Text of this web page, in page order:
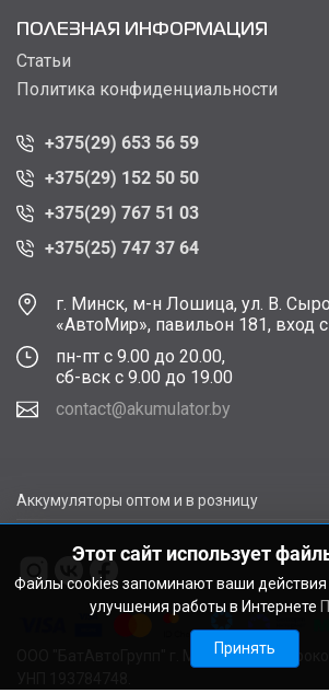
ПОЛЕЗНАЯ ИНФОРМАЦИЯ
Статьи
Политика конфиденциальности
+375(29) 653 56 59
+375(29) 152 50 50
+375(29) 767 51 03
+375(25) 747 37 64
г. Минск, м-н Лошица, ул. В.
«АвтоМир», павильон 181, вход
пн-пт с 9.00 до 20.00,
сб-вск с 9.00 до 19.00
contact@akumulator.by
Аккумуляторы оптом и в розницу
ООО "БатАвтоГрупп" г. Минск, ул. В.
Этот сайт использует
Файлы cookies запоминают ваши действия
улучшения работы в Интернете
Принять